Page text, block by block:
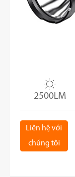

2500LM
Liên hệ với
chúng tôi